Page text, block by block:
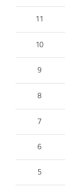
11
10
9
8
7
6
5